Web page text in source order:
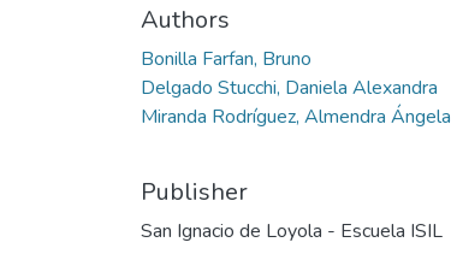
Authors
Bonilla Farfan, Bruno
Delgado Stucchi, Daniela Alexandra
Miranda Rodríguez, Almendra Ángela
Publisher
San Ignacio de Loyola - Escuela ISIL